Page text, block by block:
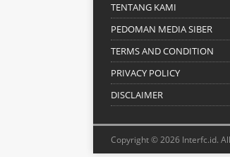
TENTANG KAMI
PEDOMAN MEDIA SIBER
TERMS AND CONDITION
PRIVACY POLICY
DISCLAIMER
Copyright © 2026 Interfc.id.